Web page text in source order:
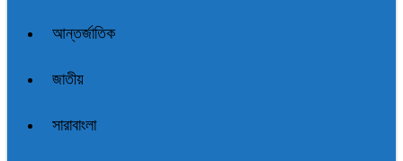
আন্তর্জাতিক
জাতীয়
সারাবাংলা